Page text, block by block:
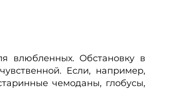
влюбленных. Обстановку в
Если, например,
чемоданы, глобусы,